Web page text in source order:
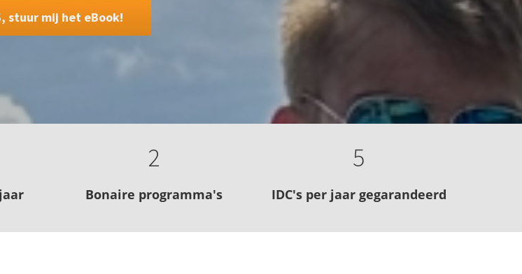
stuur mij het eBook!
2
Bonaire programma's
5
IDC's per jaar gegarandeerd